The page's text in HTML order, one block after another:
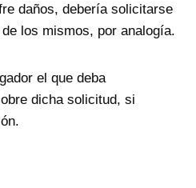
daños, debería solicitarse
los mismos, por analogía.
el que deba
dicha solicitud, si